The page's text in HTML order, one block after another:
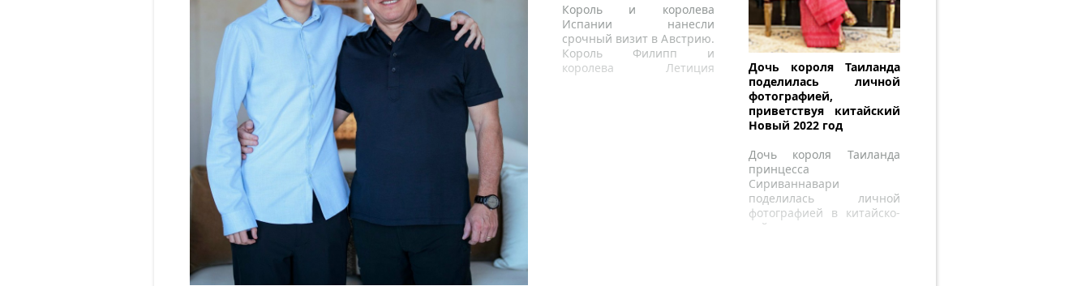
Король и королева
Испании нанесли
срочный визит в Австрию.
Король Филипп и
королева Летиция
Дочь короля Таиланда
поделилась личной
фотографией,
приветствуя китайский
Новый 2022 год
Дочь короля Таиланда
принцесса
Сириваннавари
поделилась личной
фотографией в китайско-
тайском костюме,